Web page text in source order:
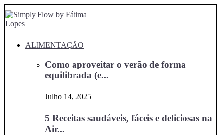
ALIMENTAÇÃO
Como aproveitar o verão de forma
equilibrada (e...
Julho 14, 2025
5 Receitas saudáveis, fáceis e deliciosas na
Air...